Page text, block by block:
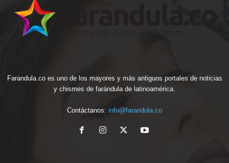
Farandula.co es uno de los mayores y más antiguos portales de noticias
y chismes de farándula de latinoamérica.
Contáctanos: info@farandula.co